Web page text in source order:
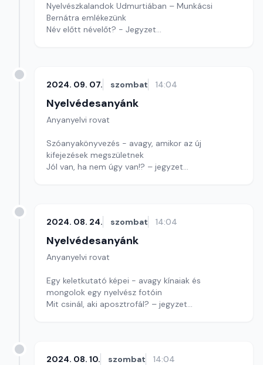
Nyelvészkalandok Udmurtiában – Munkácsi
Bernátra emlékezünk
Név előtt névelőt? - Jegyzet
2024. 09. 07.
szombat 14:04
Nyelvédesanyánk
Anyanyelvi rovat
Szóanyakönyvezés - avagy, amikor az új
kifejezések megszületnek
Jól van, ha nem úgy van!? – jegyzet
2024. 08. 24.
szombat 14:04
Nyelvédesanyánk
Anyanyelvi rovat
Egy keletkutató képei - avagy kínaiak és
mongolok egy nyelvész fotóin
Mit csinál, aki aposztrofál? – jegyzet
2024. 08. 10.
szombat 14:04